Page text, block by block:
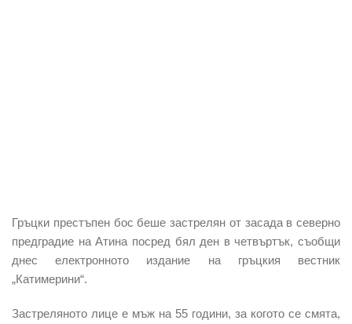
Гръцки престъпен бос беше застрелян от засада в северно
предградие на Атина посред бял ден в четвъртък, съобщи
днес електронното издание на гръцкия вестник
„Катимерини“.
Застреляното лице е мъж на 55 години, за когото се смята,